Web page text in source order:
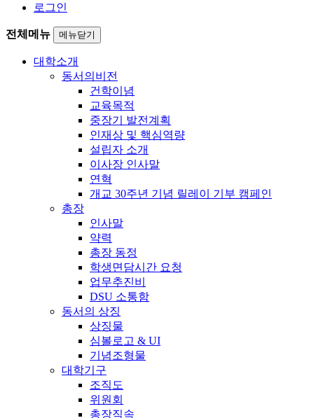
로그인
전체메뉴 메뉴닫기
대학소개
동서의비전
건학이념
교육목적
중장기 발전계획
인재상 및 핵심역량
설립자 소개
이사장 인사말
연혁
개교 30주년 기념 릴레이 기부 캠페인
총장
인사말
약력
총장 동정
학생면담시간 요청
업무추진비
DSU 소통함
동서의 상징
상징물
심볼로고 & UI
기념조형물
대학기구
조직도
위원회
총장직속